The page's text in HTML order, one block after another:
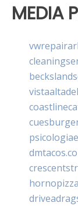
MEDIA